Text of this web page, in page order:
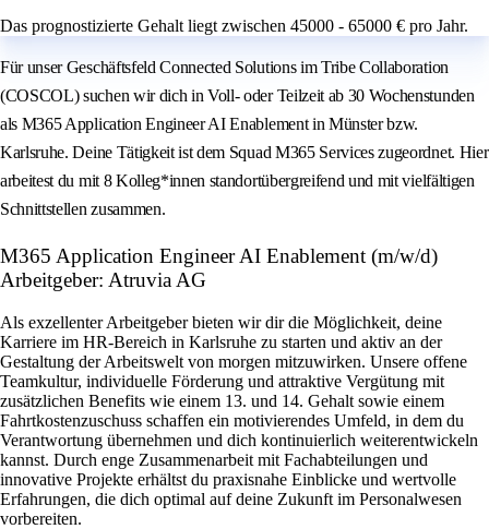
Das prognostizierte Gehalt liegt zwischen 45000 - 65000 € pro Jahr.
Für unser Geschäftsfeld Connected Solutions im Tribe Collaboration
(COSCOL) suchen wir dich in Voll- oder Teilzeit ab 30 Wochenstunden
als M365 Application Engineer AI Enablement in Münster bzw.
Karlsruhe. Deine Tätigkeit ist dem Squad M365 Services zugeordnet. Hier
arbeitest du mit 8 Kolleg*innen standortübergreifend und mit vielfältigen
Schnittstellen zusammen.
M365 Application Engineer AI Enablement (m/w/d)
Arbeitgeber: Atruvia AG
Als exzellenter Arbeitgeber bieten wir dir die Möglichkeit, deine
Karriere im HR-Bereich in Karlsruhe zu starten und aktiv an der
Gestaltung der Arbeitswelt von morgen mitzuwirken. Unsere offene
Teamkultur, individuelle Förderung und attraktive Vergütung mit
zusätzlichen Benefits wie einem 13. und 14. Gehalt sowie einem
Fahrtkostenzuschuss schaffen ein motivierendes Umfeld, in dem du
Verantwortung übernehmen und dich kontinuierlich weiterentwickeln
kannst. Durch enge Zusammenarbeit mit Fachabteilungen und
innovative Projekte erhältst du praxisnahe Einblicke und wertvolle
Erfahrungen, die dich optimal auf deine Zukunft im Personalwesen
vorbereiten.